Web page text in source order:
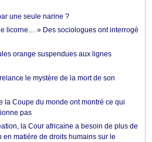
une seule narine ?
licorne… » Des sociologues ont interrogé
orange suspendues aux lignes
le mystère de la mort de son
la Coupe du monde ont montré ce qui
pas
la Cour africaine a besoin de plus de
matière de droits humains sur le